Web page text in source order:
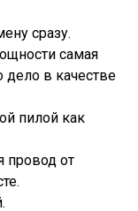
сразу.
самая
дело в качестве
пилой как
провод от